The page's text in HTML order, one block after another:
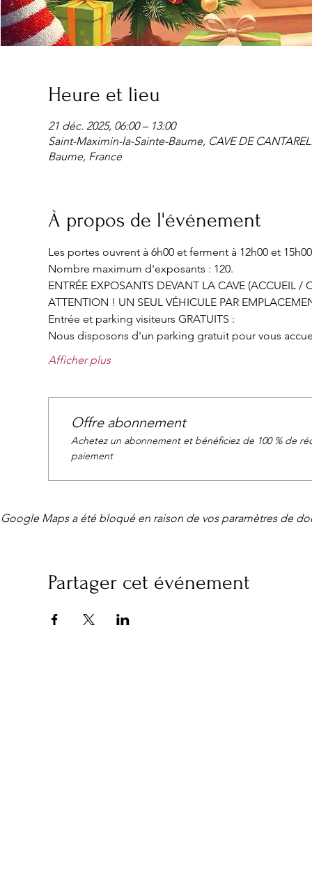
Heure et lieu
21 déc. 2025, 06:00 – 13:00
Saint-Maximin-la-Sainte-Baume, CAVE DE
Baume, France
À propos de l'événement
Les portes ouvrent à 6h00 et ferment à 12h00 et
Nombre maximum d'exposants : 120.
ENTRÉE EXPOSANTS DEVANT LA CAVE (ACCUEIL /
ATTENTION ! UN SEUL VÉHICULE PAR
Entrée et parking visiteurs GRATUITS :
Nous disposons d'un parking gratuit pour vous
Afficher plus
Offre abonnement
Achetez un abonnement et bénéficiez de 100 % de
paiement
Google Maps a été bloqué en raison de vos paramètres de
Partager cet événement